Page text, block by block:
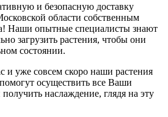
и безопасную доставку
области собственным
Наши опытные специалисты знают
загрузить растения, чтобы они
состоянии.
и уже совсем скоро наши растения
осуществить все Ваши
наслаждение, глядя на эту